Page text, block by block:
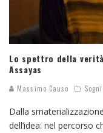
Lo spettro della
Assayas
Massimo Causo
Dalla
dell’idea: nel percorso